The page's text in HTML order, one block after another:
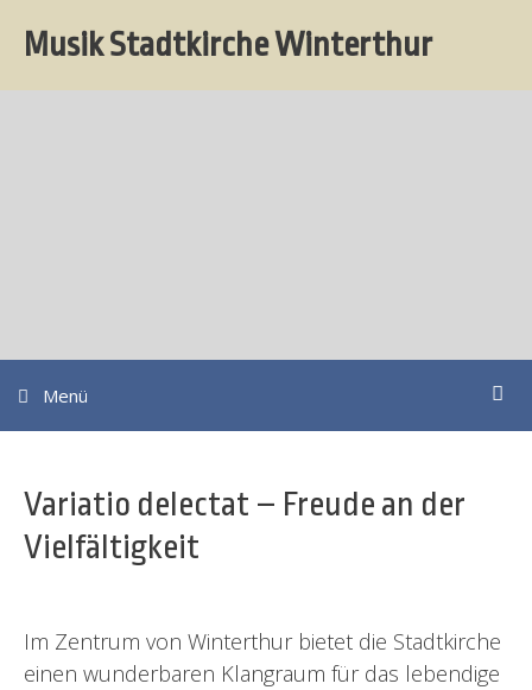
zumMusik Stadtkirche Winterthur
Menü
Variatio delectat – Freude an der
Vielfältigkeit
Im Zentrum von Winterthur bietet die Stadtkirche
einen wunderbaren Klangraum für das lebendige